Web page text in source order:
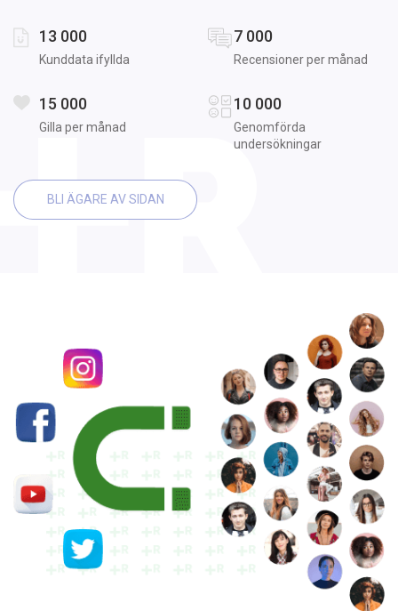
13 000
Kunddata ifyllda
7 000
Recensioner per månad
15 000
Gilla per månad
10 000
Genomförda
undersökningar
BLI ÄGARE AV SIDAN